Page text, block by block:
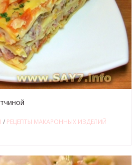
/ РЕЦЕПТЫ МАКАРОННЫХ ИЗДЕЛИЙ